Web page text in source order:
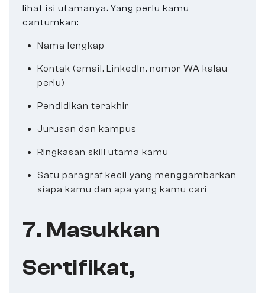
lihat isi utamanya. Yang perlu kamu
cantumkan:
Nama lengkap
Kontak (email, LinkedIn, nomor WA kalau
perlu)
Pendidikan terakhir
Jurusan dan kampus
Ringkasan skill utama kamu
Satu paragraf kecil yang menggambarkan
siapa kamu dan apa yang kamu cari
7. Masukkan
Sertifikat,